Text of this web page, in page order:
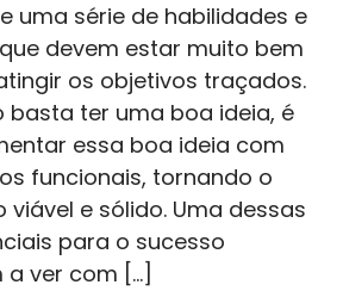
uma série de habilidades e
devem estar muito bem
os objetivos traçados.
basta ter uma boa ideia, é
essa boa ideia com
funcionais, tornando o
e sólido. Uma dessas
para o sucesso
ver com […]